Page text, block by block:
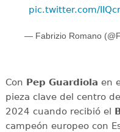
pic.twitter.com/
— Fabrizio Romano
Con Pep Guardiola en
pieza clave del centro
2024 cuando recibió el
campeón europeo con